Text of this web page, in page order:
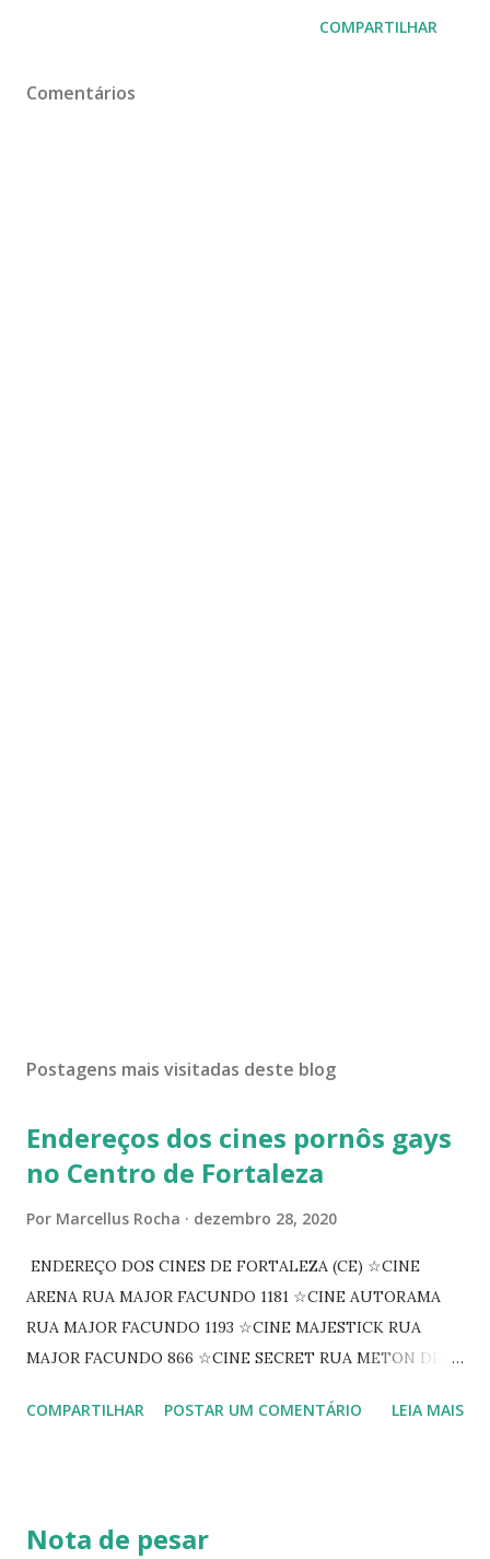
COMPARTILHAR
Comentários
Postagens mais visitadas deste blog
Endereços dos cines pornôs gays
no Centro de Fortaleza
Por Marcellus Rocha dezembro 28, 2020
ENDEREÇO DOS CINES DE FORTALEZA (CE) ☆CINE
ARENA RUA MAJOR FACUNDO 1181 ☆CINE AUTORAMA
RUA MAJOR FACUNDO 1193 ☆CINE MAJESTICK RUA
MAJOR FACUNDO 866 ☆CINE SECRET RUA METON DE
PEIXOTO 1307 ☆CINE IRIS RUA FLORIANO PEIXOTO 1206
☆CINE VIP CLUBE RUA 24 DE MAIO 825 ☆CINE ECLIPSE
COMPARTILHAR POSTAR UM COMENTÁRIO LEIA MAIS
Nota de pesar